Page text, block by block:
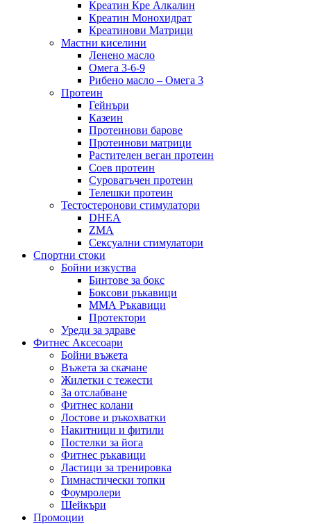
Креатин Кре Алкалин
Креатин Монохидрат
Креатинови Матрици
Мастни киселини
Ленено масло
Омега 3-6-9
Рибено масло – Омега 3
Протеин
Гейнъри
Казеин
Протеинови барове
Протеинови матрици
Растителен веган протеин
Соев протеин
Суроватъчен протеин
Телешки протеин
Тестостеронови стимулатори
DHEA
ZMA
Сексуални стимулатори
Спортни стоки
Бойни изкуства
Бинтове за бокс
Боксови ръкавици
ММА Ръкавици
Протектори
Уреди за здраве
Фитнес Аксесоари
Бойни въжета
Въжета за скачане
Жилетки с тежести
За отслабване
Фитнес колани
Лостове и ръкохватки
Накитници и фитили
Постелки за йога
Фитнес ръкавици
Ластици за тренировка
Гимнастически топки
Фоумролери
Шейкъри
Промоции